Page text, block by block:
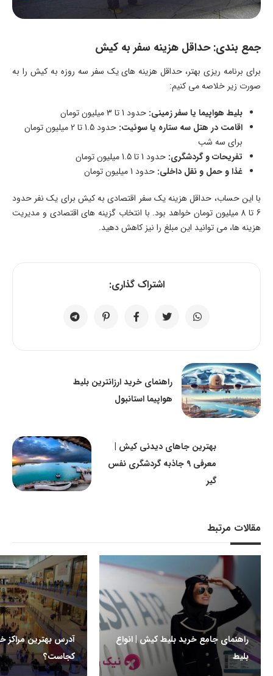
جمع بندی: حداقل هزینه سفر به کیش
برای برنامه ریزی بهتر، حداقل هزینه های یک سفر سه روزه به کیش را به
صورت زیر خلاصه می کنیم:
بلیط هواپیما یا سفر زمینی: حدود 1 تا 3 میلیون تومان
اقامت در هتل سه ستاره یا سوئیت:
حدود 1.5 تا 2 میلیون تومان
برای سه شب
تفریحات و گردشگری: حدود 1 تا 1.5 میلیون تومان
غذا و حمل و نقل داخلی: حدود 1 میلیون تومان
با این حساب، حداقل هزینه یک سفر اقتصادی به کیش برای یک نفر حدود
6 تا 8 میلیون تومان خواهد بود. با انتخاب گزینه های اقتصادی و مدیریت
هزینه ها، می توانید این مبلغ را نیز کاهش دهید.
اشتراک گذاری:
راهنمای خرید ارزانترین بلیط
هواپیما استانبول
بهترین جاهای دیدنی کیش |
معرفی 9 جاذبه گردشگری نفس
گیر
مقالات مرتبط
راهنمای جامع خرید بلیط کیش | انواع
بلیط
آدرس بهترین مراکز
کجاست؟